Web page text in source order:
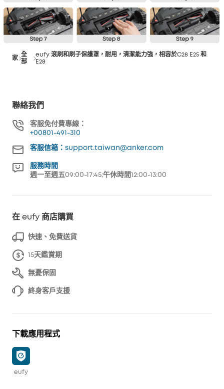
家
全
部
eufy 滾刷和刷子保護罩，耐用，清潔能力強，相容於C28 E25 和
E28
聯絡我們
客服免付費專線：
+00801-491-310
客服信箱：support.taiwan@anker.com
服務時間
週一至週五09:00-17:45;午休時間12:00-13:00
在 eufy 商店購買
快速、免費送貨
15天鑑賞期
無憂保固
終身客戶支援
下載應用程式
eufy